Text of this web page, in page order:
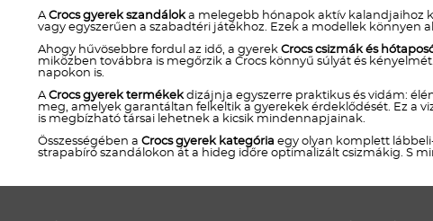
ACrocs gyerek szandáloka melegebb hónapok aktív kalandjaihoz
vagy egyszerűen a szabadtéri játékhoz. Ezek a modellek
Ahogy hűvösebbre fordul az idő, a gyerek Crocs csizmák és
miközben továbbra is megőrzik a Crocs könnyű súlyát és
napokon is.
ACrocs gyerek termékekdizájnja egyszerre praktikus és vidám:
meg, amelyek garantáltan felkeltik a gyerekek érdeklődését. Ez a
is megbízható társai lehetnek a kicsik mindennapjainak.
Összességében a Crocs gyerek kategória egy olyan komplett
strapabíró szandálokon át a hideg időre optimalizált csizmákig. S